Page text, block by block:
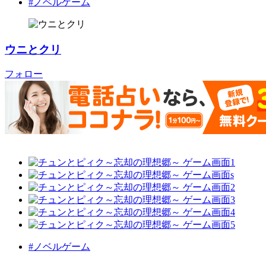
ウニとクリ
フォロー
#ノベルゲーム